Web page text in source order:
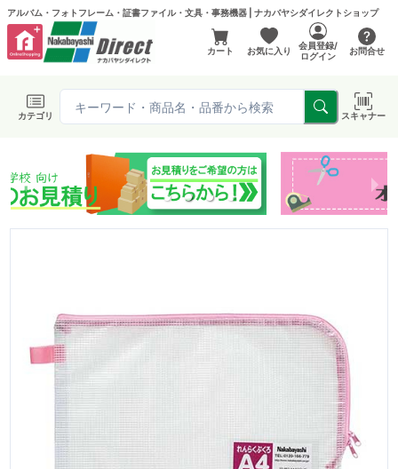
アルバム・フォトフレーム・証書ファイル・文具・事務機器 | ナカバヤシダイレクトショップ
カート お気に入り
会員登録/
ログイン
お問合せ
カテゴリ スキャナー